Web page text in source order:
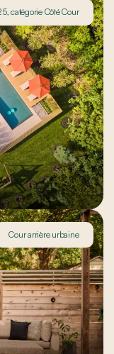
catégorie Côté Cour
Cour arrière urbaine